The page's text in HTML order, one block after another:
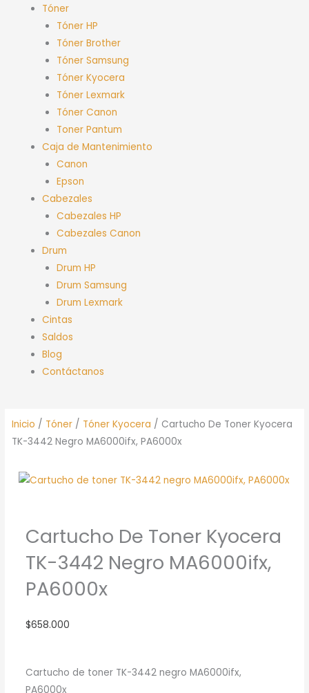
Tóner
Tóner HP
Tóner Brother
Tóner Samsung
Tóner Kyocera
Tóner Lexmark
Tóner Canon
Toner Pantum
Caja de Mantenimiento
Canon
Epson
Cabezales
Cabezales HP
Cabezales Canon
Drum
Drum HP
Drum Samsung
Drum Lexmark
Cintas
Saldos
Blog
Contáctanos
Inicio / Tóner / Tóner Kyocera / Cartucho De Toner Kyocera
TK-3442 Negro MA6000ifx, PA6000x
Cartucho De Toner Kyocera
TK-3442 Negro MA6000ifx,
PA6000x
$658.000
Cartucho de toner TK-3442 negro MA6000ifx,
PA6000x